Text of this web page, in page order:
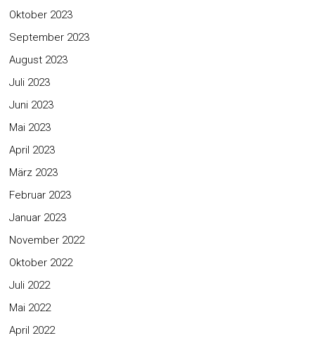
Oktober 2023
September 2023
August 2023
Juli 2023
Juni 2023
Mai 2023
April 2023
März 2023
Februar 2023
Januar 2023
November 2022
Oktober 2022
Juli 2022
Mai 2022
April 2022